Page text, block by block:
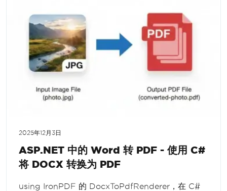
2025年12月3日
ASP.NET 中的 Word 转 PDF - 使用 C#
将 DOCX 转换为 PDF
using IronPDF 的 DocxToPdfRenderer，在 C#